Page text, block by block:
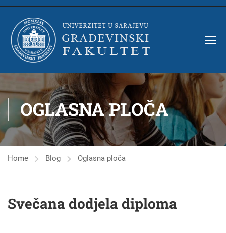
OGLASNA PLOČA
Home Blog Oglasna ploča
Svečana dodjela diploma